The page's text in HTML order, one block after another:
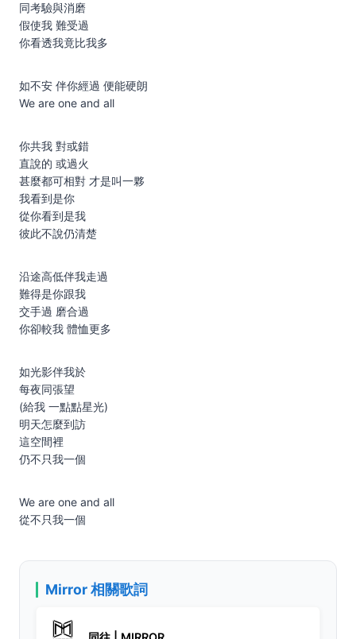
同考驗與消磨
假使我 難受過
你看透我竟比我多
如不安 伴你經過 便能硬朗
We are one and all
你共我 對或錯
直說的 或過火
甚麼都可相對 才是叫一夥
我看到是你
從你看到是我
彼此不說仍清楚
沿途高低伴我走過
難得是你跟我
交手過 磨合過
你卻較我 體恤更多
如光影伴我於
每夜同張望
(給我 一點點星光)
明天怎麼到訪
這空間裡
仍不只我一個
We are one and all
從不只我一個
Mirror 相關歌詞